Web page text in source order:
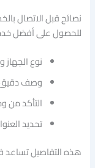
نصائح قبل الاتصال
للحصول على أفضل
نوع الجهاز
وصف
التأكد من
تحديد
هذه التفاصيل تساعد